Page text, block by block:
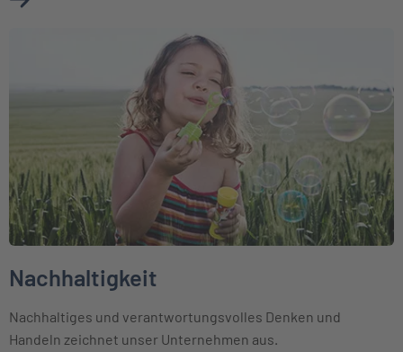
Nachhaltigkeit
Nachhaltiges und verantwortungsvolles Denken und
Handeln zeichnet unser Unternehmen aus.